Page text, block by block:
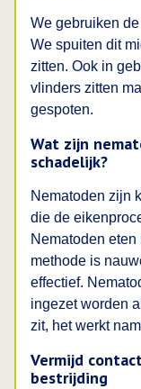
We gebruiken
We spuiten dit
zitten. Ook in
vlinders zitten
gespoten.
Wat zijn
schadelijk?
Nematoden zijn
die de
Nematoden
methode is
effectief.
ingezet worden
zit, het werkt
Vermijd
bestrijding